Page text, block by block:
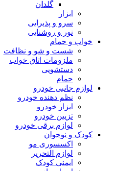
گلدان
ابزار
سرو و پذیرایی
نور و روشنایی
خواب و حمام
شست و شو و نظافت
ملزومات اتاق خواب
دستشویی
حمام
لوازم جانبی خودرو
نظم دهنده خودرو
ابزار خودرو
تزیین خودرو
لوازم برقی خودرو
کودک و نوجوان
اکسسوری مو
لوازم التحریر
ایمنی کودک